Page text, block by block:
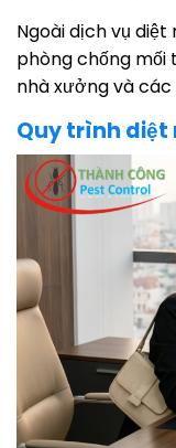
Ngoài dịch vụ
phòng chống mối
nhà xưởng và
Quy trình diệt